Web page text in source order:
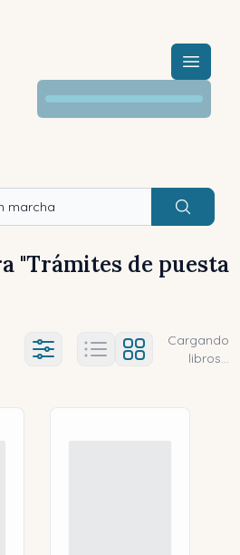
Menú
Buscar
"Trámites de puesta
(a-z) Título (z-a)
Ajustes abierto
Cargando
libros...